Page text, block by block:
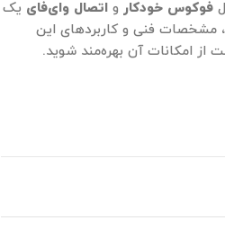
فوکوس خودکار واتصال وای‌فای یک
مشخصات فنی و کاربردهای این
از امکانات آن بهره‌مند شوید.